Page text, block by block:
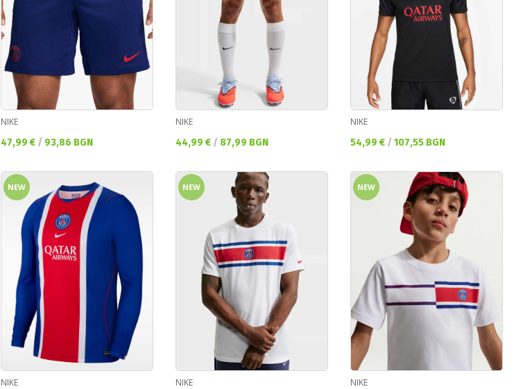
NIKE
Текуща цена:
47,99 € / 93,86 BGN
NIKE
Текуща цена:
44,99 € / 87,99 BGN
NIKE
Текуща цена:
54,99 € / 107,55 BGN
NEW
NIKE
NEW
NIKE
NEW
NIKE